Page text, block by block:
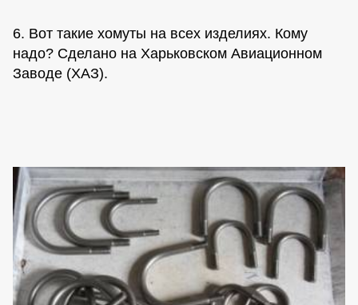
6. Вот такие хомуты на всех изделиях. Кому
надо? Сделано на Харьковском Авиационном
Заводе (ХАЗ).